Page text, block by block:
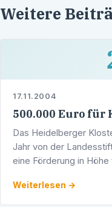
Weitere
17.11.2004
500.000 Euro
Das Heidelberger
Jahr von der
eine Förderung in
Weiterlesen →